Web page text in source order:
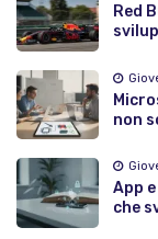
Red
non
App
che